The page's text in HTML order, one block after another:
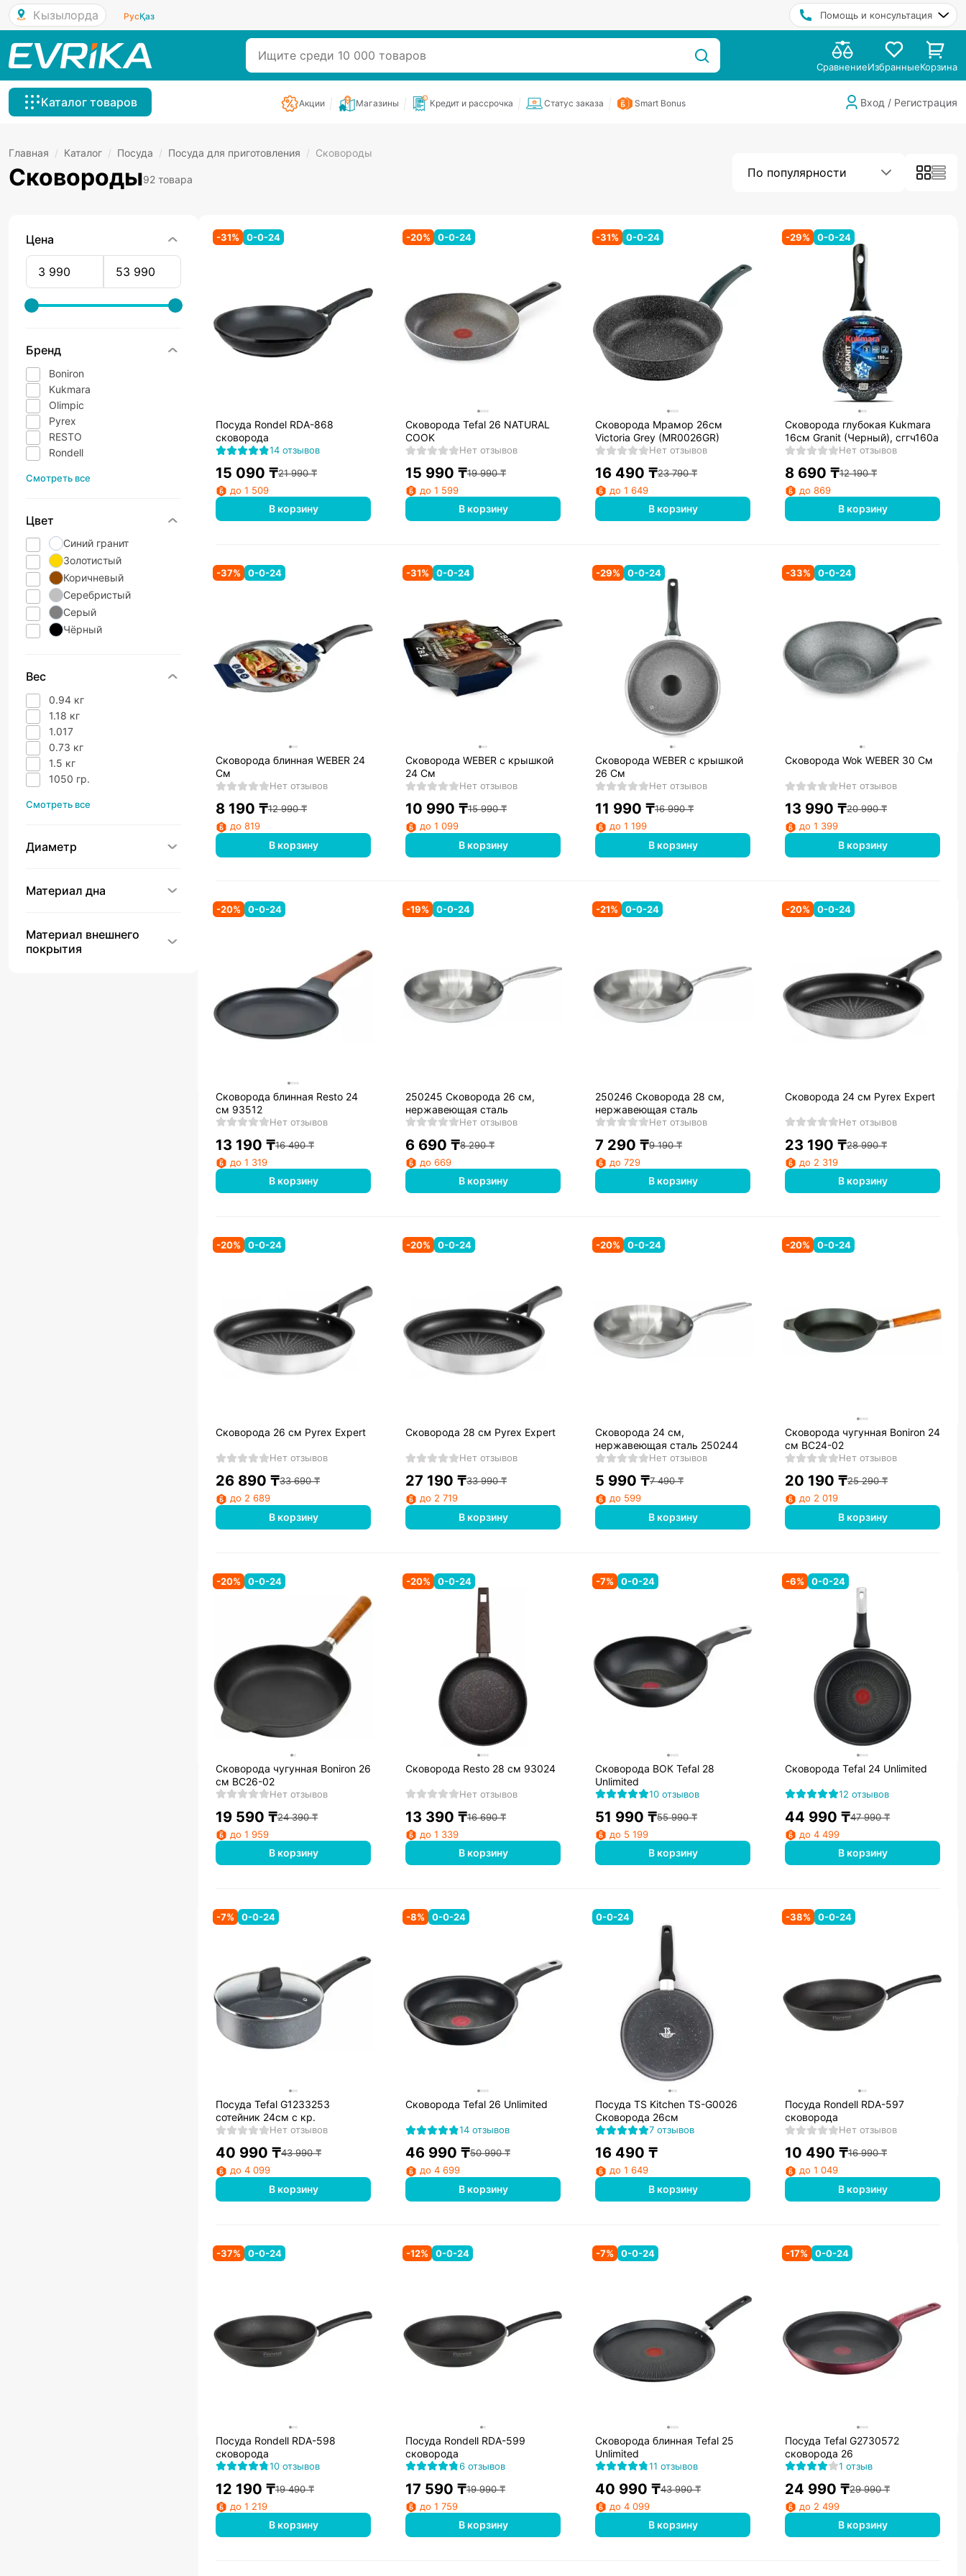
Кызылорда РусҚаз Помощь и консультация
СравнениеИзбранныеКорзина
Каталог товаров Акции Магазины Кредит и рассрочка Статус заказа Smart Bonus Вход / Регистрация
Главная / Каталог / Посуда / Посуда для приготовления / Сковороды
Сковороды92 товара По популярности
Цена
Бренд
Boniron
Kukmara
Olimpic
Pyrex
RESTO
Rondell
Смотреть все
Цвет
Синий гранит
Золотистый
Коричневый
Серебристый
Серый
Чёрный
Вес
0.94 кг
1.18 кг
1.017
0.73 кг
1.5 кг
1050 гр.
Смотреть все
Диаметр
Материал дна
Материал внешнего
покрытия
-31% 0-0-24
Посуда Rondel RDA-868
сковорода
14 отзывов
15 090 ₸21 990₸
до 1 509
В корзину
-20% 0-0-24
Сковорода Tefal 26 NATURAL
COOK
Нет отзывов
15 990 ₸19 990₸
до 1 599
В корзину
-31% 0-0-24
Сковорода Мрамор 26см
Victoria Grey (MR0026GR)
Нет отзывов
16 490 ₸23 790₸
до 1 649
В корзину
-29% 0-0-24
Сковорода глубокая Kukmara
16см Granit (Черный), сггч160а
Нет отзывов
8 690 ₸12 190₸
до 869
В корзину
-37% 0-0-24
Сковорода блинная WEBER 24
См
Нет отзывов
8 190 ₸12 990₸
до 819
В корзину
-31% 0-0-24
Сковорода WEBER с крышкой
24 См
Нет отзывов
10 990 ₸15 990₸
до 1 099
В корзину
-29% 0-0-24
Сковорода WEBER с крышкой
26 См
Нет отзывов
11 990 ₸16 990₸
до 1 199
В корзину
-33% 0-0-24
Сковорода Wok WEBER 30 См
Нет отзывов
13 990 ₸20 990₸
до 1 399
В корзину
-20% 0-0-24
Сковорода блинная Resto 24
см 93512
Нет отзывов
13 190 ₸16 490₸
до 1 319
В корзину
-19% 0-0-24
250245 Сковорода 26 см,
нержавеющая сталь
Нет отзывов
6 690 ₸8 290₸
до 669
В корзину
-21% 0-0-24
250246 Сковорода 28 см,
нержавеющая сталь
Нет отзывов
7 290 ₸9 190₸
до 729
В корзину
-20% 0-0-24
Сковорода 24 см Pyrex Expert
Нет отзывов
23 190 ₸28 990₸
до 2 319
В корзину
-20% 0-0-24
Сковорода 26 см Pyrex Expert
Нет отзывов
26 890 ₸33 690₸
до 2 689
В корзину
-20% 0-0-24
Сковорода 28 см Pyrex Expert
Нет отзывов
27 190 ₸33 990₸
до 2 719
В корзину
-20% 0-0-24
Сковорода 24 см,
нержавеющая сталь 250244
Нет отзывов
5 990 ₸7 490₸
до 599
В корзину
-20% 0-0-24
Сковорода чугунная Boniron 24
см ВС24-02
Нет отзывов
20 190 ₸25 290₸
до 2 019
В корзину
-20% 0-0-24
Сковорода чугунная Boniron 26
см ВС26-02
Нет отзывов
19 590 ₸24 390₸
до 1 959
В корзину
-20% 0-0-24
Сковорода Resto 28 см 93024
Нет отзывов
13 390 ₸16 690₸
до 1 339
В корзину
-7% 0-0-24
Сковорода ВОК Tefal 28
Unlimited
10 отзывов
51 990 ₸55 990₸
до 5 199
В корзину
-6% 0-0-24
Сковорода Tefal 24 Unlimited
12 отзывов
44 990 ₸47 990₸
до 4 499
В корзину
-7% 0-0-24
Посуда Tefal G1233253
сотейник 24см с кр.
Нет отзывов
40 990 ₸43 990₸
до 4 099
В корзину
-8% 0-0-24
Сковорода Tefal 26 Unlimited
14 отзывов
46 990 ₸50 990₸
до 4 699
В корзину
0-0-24
Посуда TS Kitchen TS-G0026
Сковорода 26см
7 отзывов
16 490 ₸
до 1 649
В корзину
-38% 0-0-24
Посуда Rondell RDA-597
сковорода
Нет отзывов
10 490 ₸16 990₸
до 1 049
В корзину
-37% 0-0-24
Посуда Rondell RDA-598
сковорода
10 отзывов
12 190 ₸19 490₸
до 1 219
В корзину
-12% 0-0-24
Посуда Rondell RDA-599
сковорода
6 отзывов
17 590 ₸19 990₸
до 1 759
В корзину
-7% 0-0-24
Сковорода блинная Tefal 25
Unlimited
11 отзывов
40 990 ₸43 990₸
до 4 099
В корзину
-17% 0-0-24
Посуда Tefal G2730572
сковорода 26
1 отзыв
24 990 ₸29 990₸
до 2 499
В корзину